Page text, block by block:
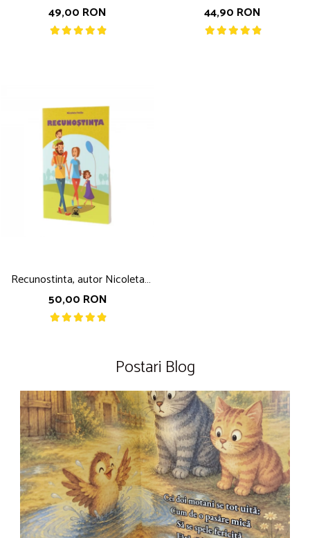
Fotau
49,00 RON
44,90 RON
Recunostinta, autor Nicoleta
Fotau
50,00 RON
Postari Blog